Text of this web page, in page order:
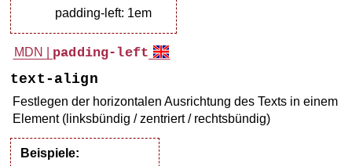
padding-left: 1em
MDN | padding-left
text-align
Festlegen der horizontalen Ausrichtung des Texts in einem
Element (linksbündig / zentriert / rechtsbündig)
Beispiele: